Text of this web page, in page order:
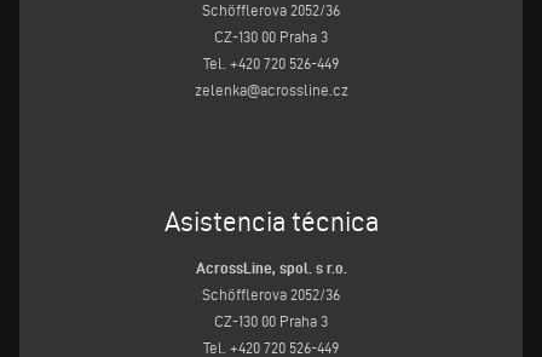
Schöfflerova 2052/36
CZ-130 00 Praha 3
Tel. +420 720 526-449
zelenka@acrossline.cz
Asistencia técnica
AcrossLine, spol. s r.o.
Schöfflerova 2052/36
CZ-130 00 Praha 3
Tel. +420 720 526-449